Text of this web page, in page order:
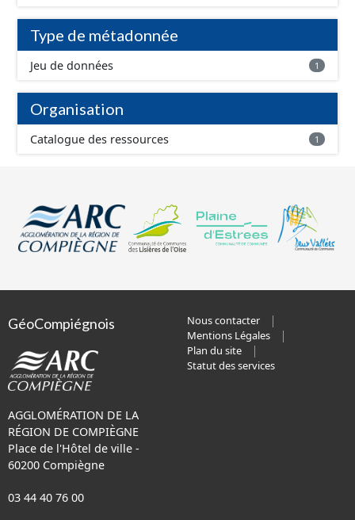
Type de métadonnée
Jeu de données 1
Organisation
Catalogue des ressources 1
GéoCompiégnois
AGGLOMÉRATION DE LA
RÉGION DE COMPIÈGNE
Place de l'Hôtel de ville -
60200 Compiègne
03 44 40 76 00
Nous contacter
Mentions Légales
Plan du site
Statut des services